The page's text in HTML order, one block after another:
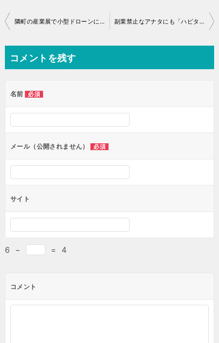
投
ビ
ー
シ
ョ
ン
隣町の産業展で小型ドローンに食指が…… 副業禁止なアナタにも「ハピタス」で収入アップ
コメントを残す
名前 必須
メール（公開されません） 必須
サイト
6 − = 4
コメント